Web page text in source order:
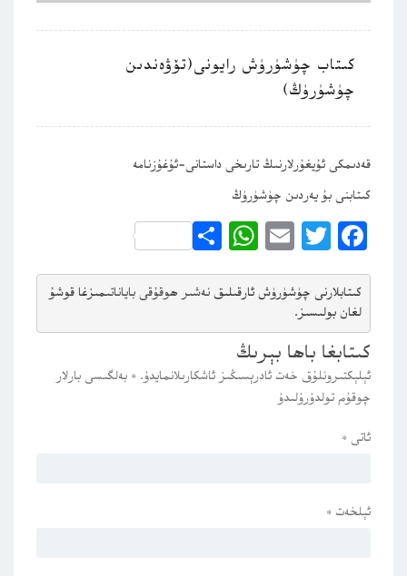
كىتاب چۈشۈرۈش رايونى(تۆۋەندىن
چۈشۈرۈڭ)
قەدىمكى ئۇيغۇرلارنىڭ تارىخى داستانى-ئۇغۇزنامە
كىتابنى بۇ يەردىن چۈشۈرۈڭ
Facebook
Twitter
Email
WhatsApp
Share
كىتابلارنى چۈشۈرۈش ئارقىلىق نەشىر ھوقۇقى باياناتىمىزغا قوشۇ
لغان بولىسىز.
كىتابغا باھا بېرىڭ
ئېلېكتىرونلۇق خەت ئادرېسىڭىز ئاشكارىلانمايدۇ. * بەلگىسى بارلار
چوقۇم تولدۇرۇلىدۇ
ئاتى *
ئېلخەت *